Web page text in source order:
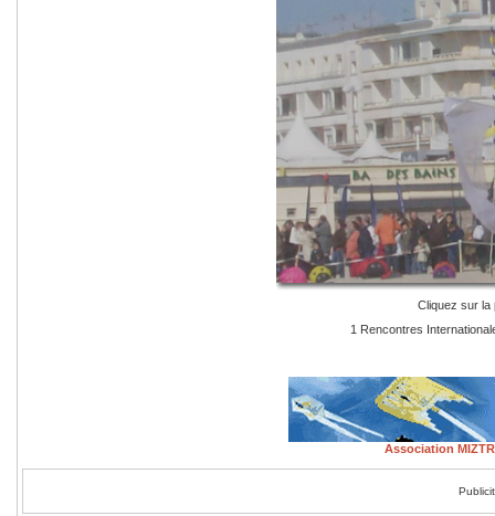
Cliquez sur la
1 Rencontres
Association